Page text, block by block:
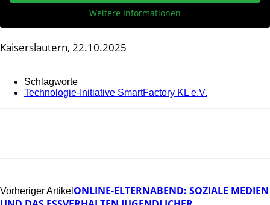
Weitere Informationen
Kaiserslautern, 22.10.2025
Schlagworte
Technologie-Initiative SmartFactory KL e.V.
Vorheriger Artikel ONLINE-ELTERNABEND: SOZIALE MEDIEN